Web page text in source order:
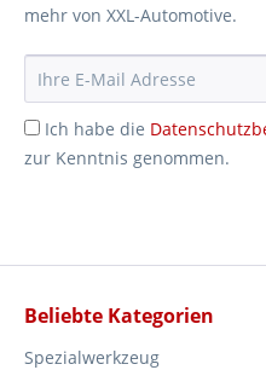
mehr von XXL-Automotive.
Ich habe die
zur Kenntnis genommen.
Beliebte Kategorien
Spezialwerkzeug